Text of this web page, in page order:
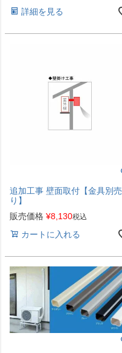
詳細を見る
追加工事 壁面取付【金具別売
り】
販売価格 ¥8,130税込
カートに入れる